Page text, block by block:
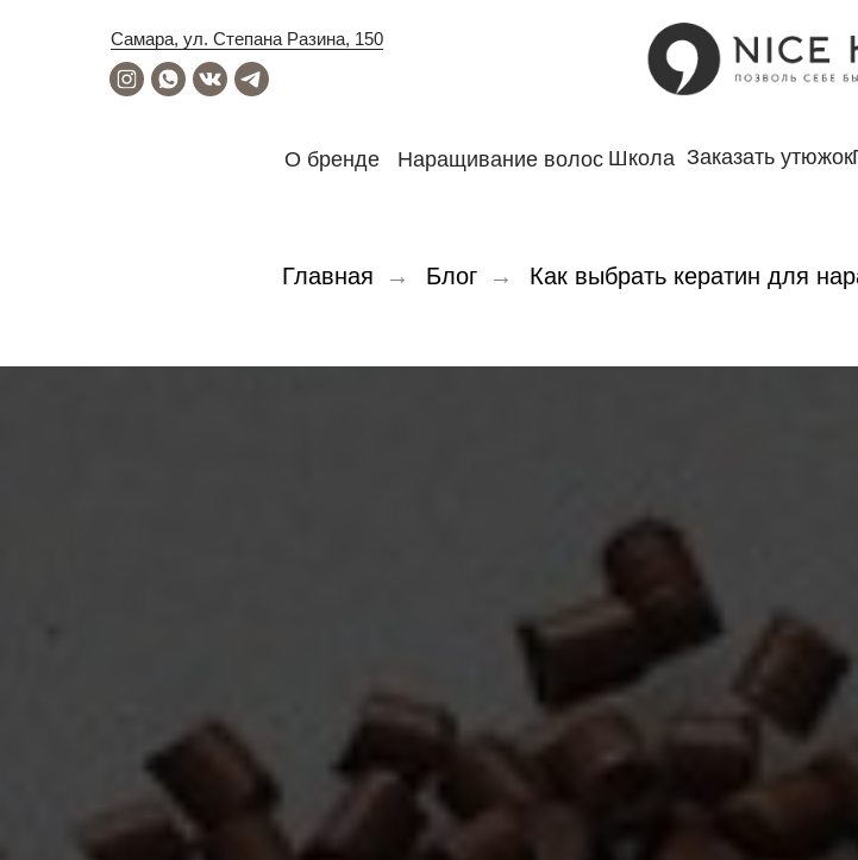
Самара, ул. Степана Разина, 150
О бренде Заказать утюжок
Наращивание волос Школа
Главная → Блог → Как выбрать кератин для